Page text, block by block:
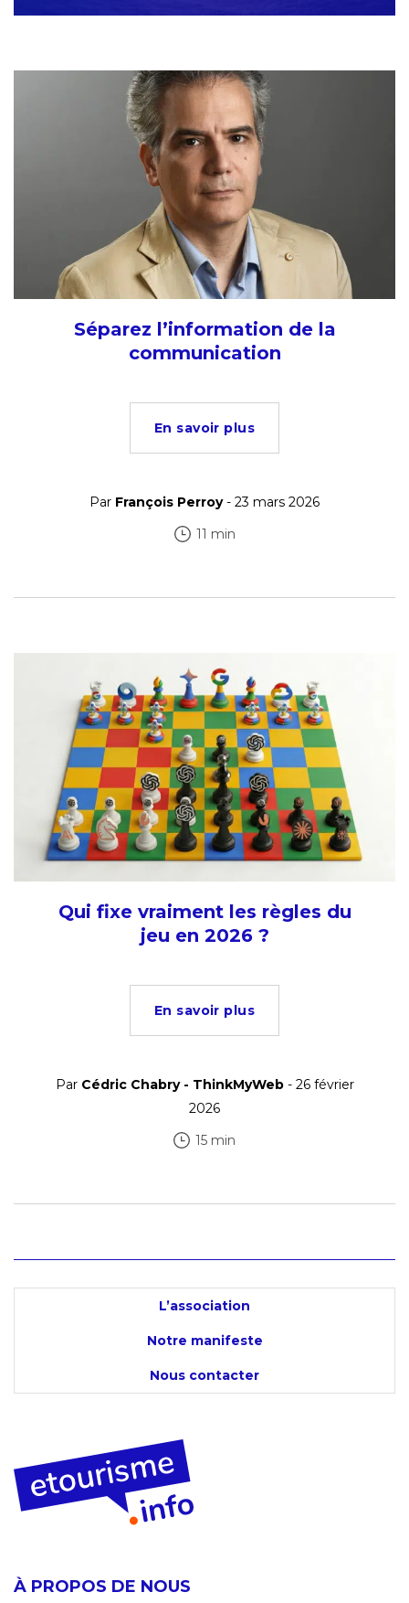
Séparez l’information de la
communication
En savoir plus
Par François Perroy- 23 mars 2026
11 min
Qui fixe vraiment les règles du
jeu en 2026 ?
En savoir plus
Par Cédric Chabry - ThinkMyWeb- 26 février
2026
15 min
L’association
Notre manifeste
Nous contacter
À PROPOS DE NOUS